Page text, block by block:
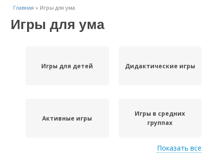
Главная » Игры для ума
Игры для ума
Игры для детей Дидактические игры
Активные игры
Игры в средних
группах
Показать все